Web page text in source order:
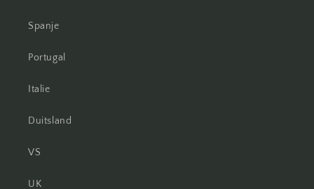
Spanje
Portugal
Italie
Duitsland
VS
UK